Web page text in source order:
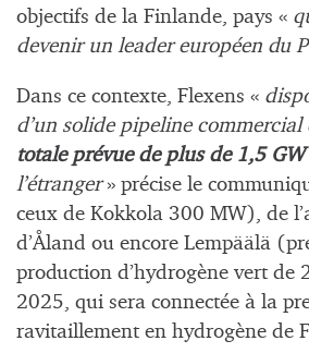
objectifs de la Finlande, pays «
devenir un leader européen du
Dans ce contexte, Flexens «
d’un solide pipeline commercial
totale prévue de plus de 1,5 GW
l’étranger» précise le
ceux de Kokkola 300 MW), de
d’Åland ou encore Lempäälä
production d’hydrogène vert de
2025, qui sera connectée à la
ravitaillement en hydrogène de